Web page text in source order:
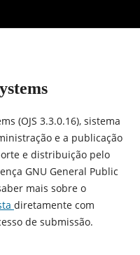
(OJS 3.3.0.16), sistema
e a publicação
e distribuição pelo
GNU General Public
mais sobre o
diretamente com
de submissão.